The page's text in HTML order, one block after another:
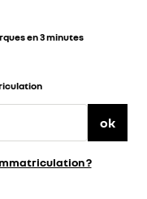
en 3 minutes
ok
?